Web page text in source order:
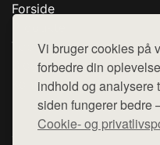
Vi bruger cookies på
forbedre din
indhold og analysere
siden fungerer bedre
Cookie- og
Forside
Top Rabatter
Blog
Kontakt